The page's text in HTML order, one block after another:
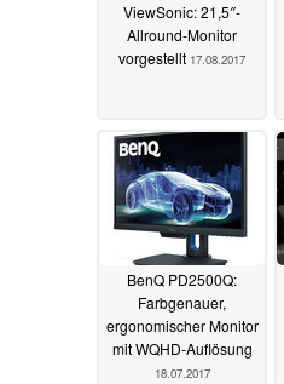
ViewSonic: 21,5″-
Allround-Monitor
vorgestellt 17.08.2017
BenQ PD2500Q:
Farbgenauer,
ergonomischer Monitor
mit WQHD-Auflösung
18.07.2017